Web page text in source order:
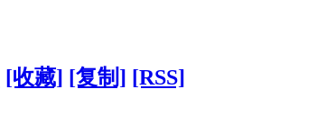
[收藏] [复制] [RSS]